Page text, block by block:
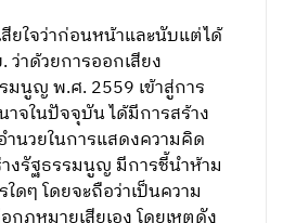
จว่าก่อนหน้าและนับแต่ได้
ว่าด้วยการออกเสียง
มนูญ พ.ศ. 2559 เข้าสู่การ
จในปัจจุบัน ได้มีการสร้าง
ำนวยในการแสดงความคิด
งรัฐธรรมนูญ มีการชี้นำห้าม
ดๆ โดยจะถือว่าเป็นความ